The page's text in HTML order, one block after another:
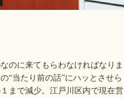
のに来てもらわなければなりま
“当たり前の話”にハッとさせら
まで減少。江戸川区内で現在営